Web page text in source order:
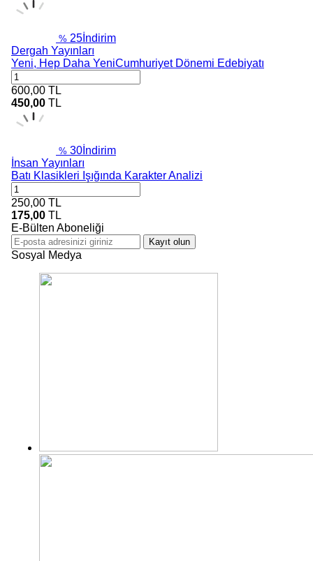
% 25 İndirim
Dergah Yayınları
Yeni, Hep Daha YeniCumhuriyet Dönemi Edebiyatı
600,00 TL
450,00 TL
% 30 İndirim
İnsan Yayınları
Batı Klasikleri Işığında Karakter Analizi
250,00 TL
175,00 TL
E-Bülten Aboneliği
Kayıt olun
Sosyal Medya